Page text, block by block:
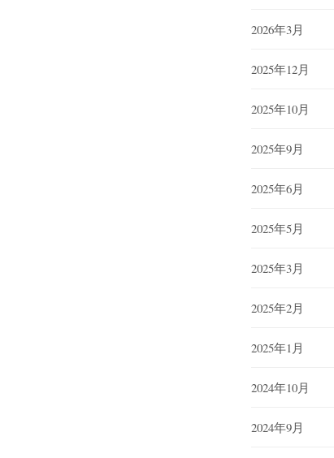
2026年3月
2025年12月
2025年10月
2025年9月
2025年6月
2025年5月
2025年3月
2025年2月
2025年1月
2024年10月
2024年9月